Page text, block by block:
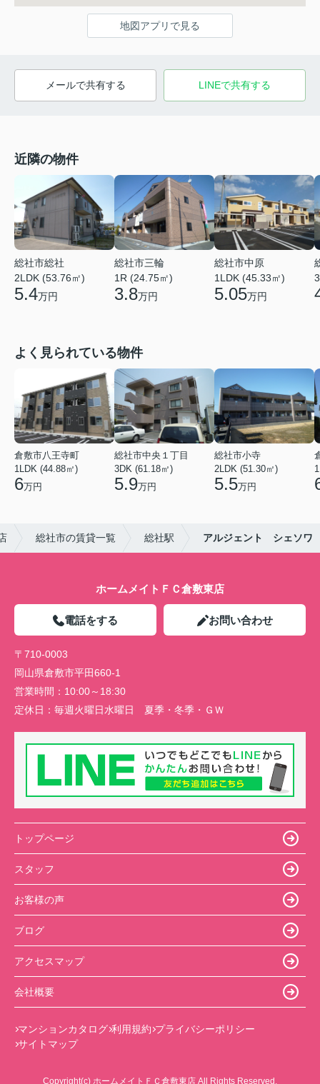
地図アプリで見る
メールで共有する LINEで共有する
近隣の物件
総社市総社
2LDK (53.76㎡)
5.4万円
総社市三輪
1R (24.75㎡)
3.8万円
総社市中原
1LDK (45.33㎡)
5.05万円
よく見られている物件
倉敷市八王寺町
1LDK (44.88㎡)
6万円
総社市中央１丁目
3DK (61.18㎡)
5.9万円
総社市小寺
2LDK (51.30㎡)
5.5万円
総社市の賃貸一覧 総社駅 アルジェント シェソワ
ホームメイトＦＣ倉敷東店
電話をする お問い合わせ
〒710-0003
岡山県倉敷市平田660-1
営業時間： 10:00～18:30
定休日： 毎週火曜日水曜日 夏季・冬季・ＧＷ
トップページ
スタッフ
お客様の声
ブログ
アクセスマップ
会社概要
マンションカタログ 利用規約 プライバシーポリシー
サイトマップ
Copyright(c) ホームメイトＦＣ倉敷東店 All Rights Reserved.